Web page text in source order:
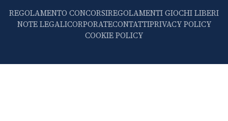
REGOLAMENTO CONCORSIREGOLAMENTI GIOCHI LIBERI
NOTE LEGALICORPORATECONTATTIPRIVACY POLICY
COOKIE POLICY